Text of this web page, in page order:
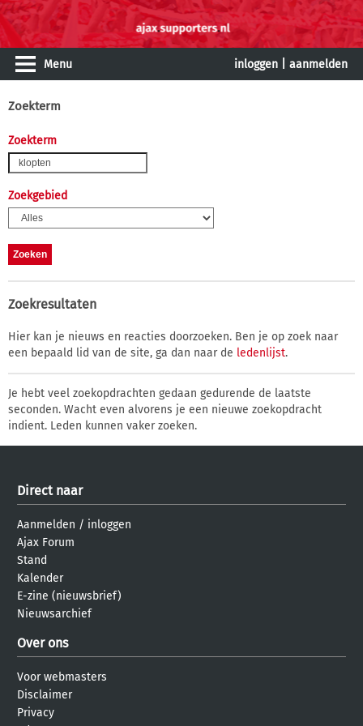
Menu inloggen aanmelden
Zoekterm
Zoekterm
Zoekgebied
Zoekresultaten
Hier kan je nieuws en reacties doorzoeken. Ben je op zoek naar
een bepaald lid van de site, ga dan naar de ledenlijst.
Je hebt veel zoekopdrachten gedaan gedurende de laatste
seconden. Wacht even alvorens je een nieuwe zoekopdracht
indient. Leden kunnen vaker zoeken.
Direct naar
Aanmelden / inloggen
Ajax Forum
Stand
Kalender
E-zine (nieuwsbrief)
Nieuwsarchief
Over ons
Voor webmasters
Disclaimer
Privacy